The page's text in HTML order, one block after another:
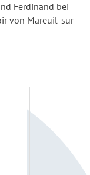
Ferdinand bei
von Mareuil-sur-